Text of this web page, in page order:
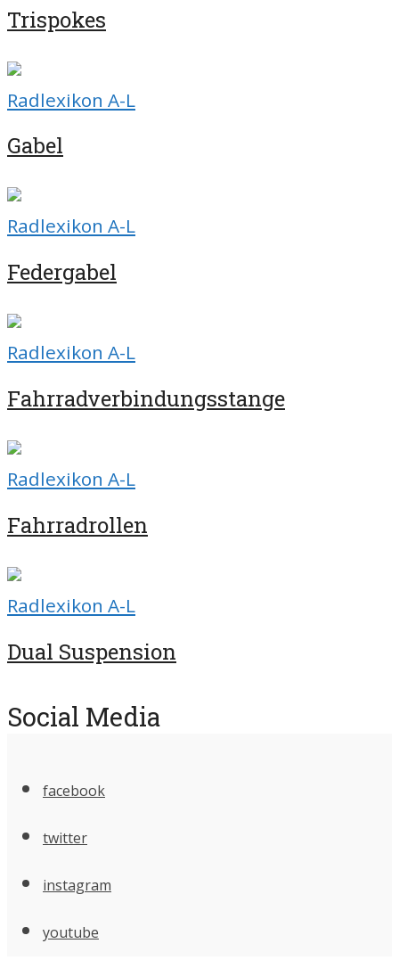
Trispokes
Radlexikon A-L
Gabel
Radlexikon A-L
Federgabel
Radlexikon A-L
Fahrradverbindungsstange
Radlexikon A-L
Fahrradrollen
Radlexikon A-L
Dual Suspension
Social Media
facebook
twitter
instagram
youtube